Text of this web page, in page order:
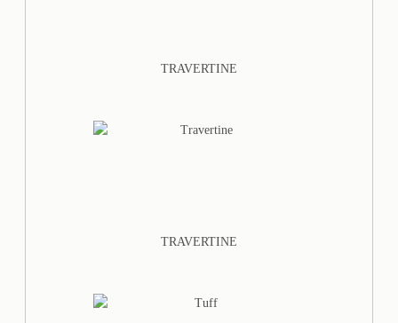
TRAVERTINE
TRAVERTINE